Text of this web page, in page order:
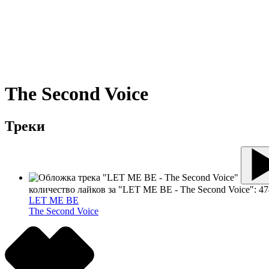
The Second Voice
Треки
количество лайков за "LET ME BE - The Second Voice":
LET ME BE
The Second Voice